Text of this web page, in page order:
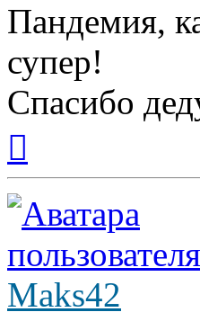
Пандемия,
супер!
Спасибо
началу
Maks42